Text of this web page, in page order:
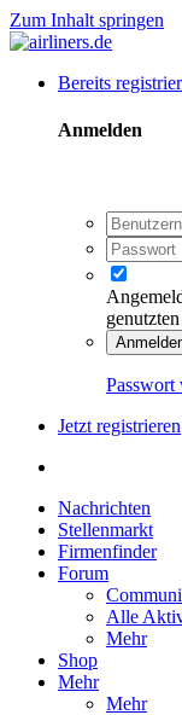
Zum Inhalt springen
Bereits
Anmelden
Passwort
Jetzt registrieren
Nachrichten
Stellenmarkt
Firmenfinder
Forum
Alle
Mehr
Shop
Mehr
Mehr